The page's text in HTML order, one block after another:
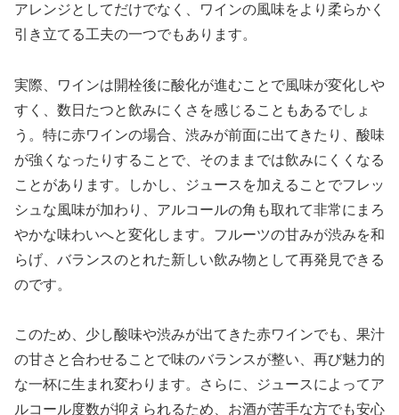
アレンジとしてだけでなく、ワインの風味をより柔らかく
引き立てる工夫の一つでもあります。
実際、ワインは開栓後に酸化が進むことで風味が変化しや
すく、数日たつと飲みにくさを感じることもあるでしょ
う。特に赤ワインの場合、渋みが前面に出てきたり、酸味
が強くなったりすることで、そのままでは飲みにくくなる
ことがあります。しかし、ジュースを加えることでフレッ
シュな風味が加わり、アルコールの角も取れて非常にまろ
やかな味わいへと変化します。フルーツの甘みが渋みを和
らげ、バランスのとれた新しい飲み物として再発見できる
のです。
このため、少し酸味や渋みが出てきた赤ワインでも、果汁
の甘さと合わせることで味のバランスが整い、再び魅力的
な一杯に生まれ変わります。さらに、ジュースによってア
ルコール度数が抑えられるため、お酒が苦手な方でも安心